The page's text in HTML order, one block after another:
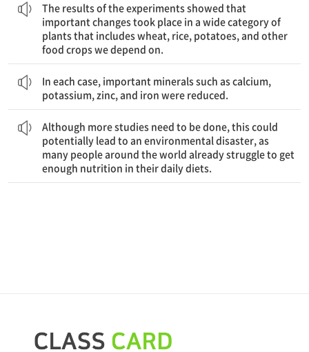
The results of the experiments showed that
important changes took place in a wide category of
plants that includes wheat, rice, potatoes, and other
food crops we depend on.
In each case, important minerals such as calcium,
potassium, zinc, and iron were reduced.
Although more studies need to be done, this could
potentially lead to an environmental disaster, as
many people around the world already struggle to get
enough nutrition in their daily diets.